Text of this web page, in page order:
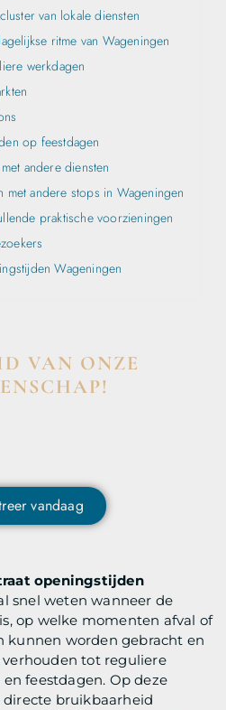
openingstijden
snel weten wanneer de
op welke momenten afval of
kunnen worden gebracht en
tot reguliere
feestdagen. Op deze
bruikbaarheid
van lokale diensten
ritme van Wageningen
werkdagen
op feestdagen
andere diensten
met andere stops in Wageningen
praktische voorzieningen
Wageningen
VAN ONZE
vandaag